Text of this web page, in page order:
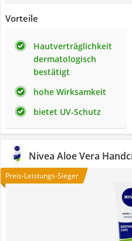
Vorteile
Hautverträglichkeit
dermatologisch
bestätigt
hohe Wirksamkeit
bietet UV-Schutz
Nivea Aloe Vera
Preis-Leistungs-Sieger